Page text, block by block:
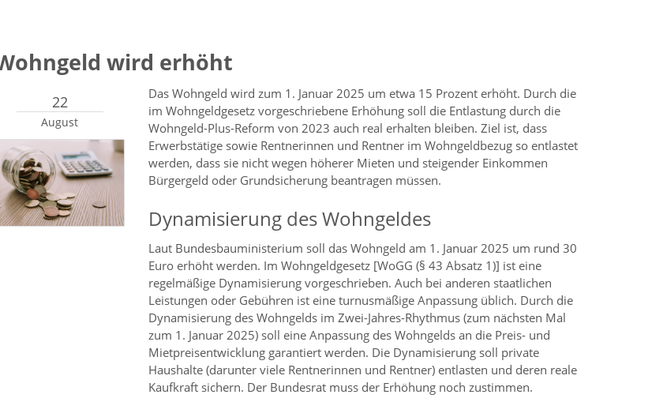
wird erhöht
22
August
Das Wohngeld wird zum 1. Januar 2025 um etwa 15 Prozent erhöht. Durch die
im Wohngeldgesetz vorgeschriebene Erhöhung soll die Entlastung durch die
Wohngeld-Plus-Reform von 2023 auch real erhalten bleiben. Ziel ist, dass
Erwerbstätige sowie Rentnerinnen und Rentner im Wohngeldbezug so entlastet
werden, dass sie nicht wegen höherer Mieten und steigender Einkommen
Bürgergeld oder Grundsicherung beantragen müssen.
Dynamisierung des Wohngeldes
Laut Bundesbauministerium soll das Wohngeld am 1. Januar 2025 um rund 30
Euro erhöht werden. Im Wohngeldgesetz [WoGG (§ 43 Absatz 1)] ist eine
regelmäßige Dynamisierung vorgeschrieben. Auch bei anderen staatlichen
Leistungen oder Gebühren ist eine turnusmäßige Anpassung üblich. Durch die
Dynamisierung des Wohngelds im Zwei-Jahres-Rhythmus (zum nächsten Mal
zum 1. Januar 2025) soll eine Anpassung des Wohngelds an die Preis- und
Mietpreisentwicklung garantiert werden. Die Dynamisierung soll private
Haushalte (darunter viele Rentnerinnen und Rentner) entlasten und deren reale
Kaufkraft sichern. Der Bundesrat muss der Erhöhung noch zustimmen.